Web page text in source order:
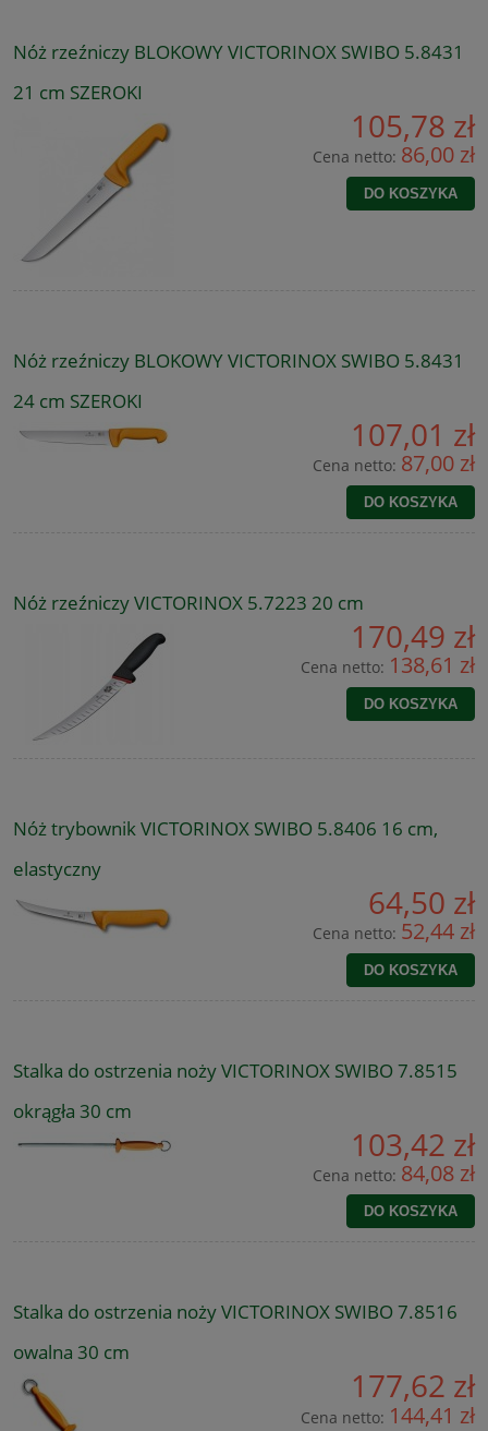
Nóż rzeźniczy BLOKOWY VICTORINOX SWIBO 5.8431
21 cm SZEROKI
105,78 zł
Cena netto: 86,00 zł
DO KOSZYKA
Nóż rzeźniczy BLOKOWY VICTORINOX SWIBO 5.8431
24 cm SZEROKI
107,01 zł
Cena netto: 87,00 zł
DO KOSZYKA
Nóż rzeźniczy VICTORINOX 5.7223 20 cm
170,49 zł
Cena netto: 138,61 zł
DO KOSZYKA
Nóż trybownik VICTORINOX SWIBO 5.8406 16 cm,
elastyczny
64,50 zł
Cena netto: 52,44 zł
DO KOSZYKA
Stalka do ostrzenia noży VICTORINOX SWIBO 7.8515
okrągła 30 cm
103,42 zł
Cena netto: 84,08 zł
DO KOSZYKA
Stalka do ostrzenia noży VICTORINOX SWIBO 7.8516
owalna 30 cm
177,62 zł
Cena netto: 144,41 zł